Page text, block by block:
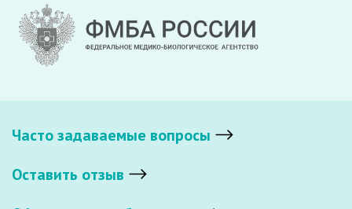
Часто задаваемые вопросы
Оставить отзыв